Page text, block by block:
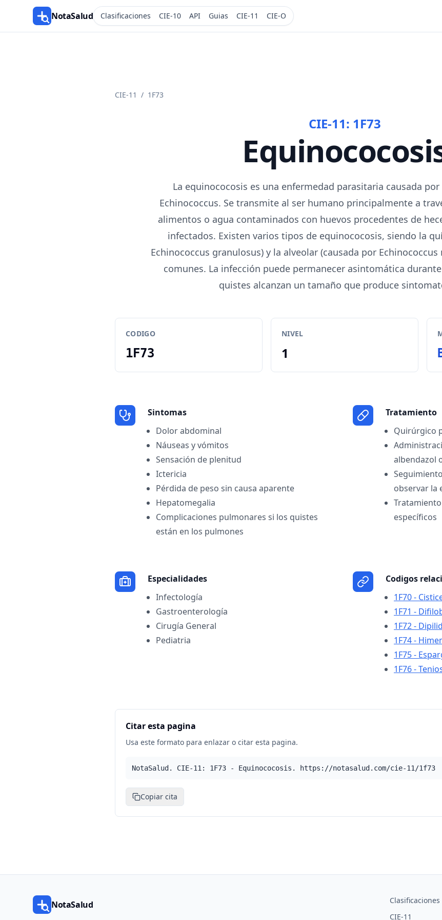
NotaSalud Clasificaciones CIE-10 API Guias CIE-11 CIE-O
CIE-11 / 1F73
CIE-11: 1F73
La equinococosis es una enfermedad parasitaria causada
Echinococcus. Se transmite al ser humano principalmente a
alimentos o agua contaminados con huevos procedentes de
infectados. Existen varios tipos de equinococosis, siendo la
Echinococcus granulosus) y la alveolar (causada por
comunes. La infección puede permanecer asintomática
quistes alcanzan un tamaño que produce
CODIGO
1F73
NIVEL
1
Sintomas
Dolor abdominal
Náuseas y vómitos
Sensación de plenitud
Ictericia
Pérdida de peso sin causa aparente
Hepatomegalia
Complicaciones pulmonares si los quistes
están en los pulmones
Tratamiento
Quirúrgico
albendazol
observar la
específicos
Especialidades
Infectología
Gastroenterología
Cirugía General
Pediatria
Codigos
1F70 -
1F71 -
1F72 -
1F74 -
1F75 -
1F76 -
Citar esta pagina
Usa este formato para enlazar o citar esta pagina.
NotaSalud. CIE-11: 1F73 - Equinococosis. https://notasalud.com/cie-11/1f73
Copiar cita
NotaSalud Clasificaciones
CIE-11